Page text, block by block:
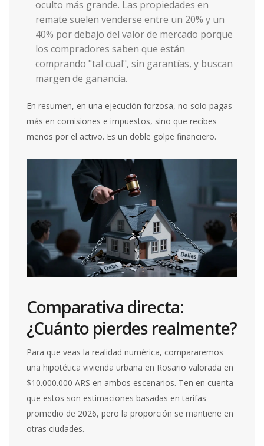
oculto más grande. Las propiedades en
remate suelen venderse entre un 20% y un
40% por debajo del valor de mercado porque
los compradores saben que están
comprando "tal cual", sin garantías, y buscan
margen de ganancia.
En resumen, en una ejecución forzosa, no solo pagas
más en comisiones e impuestos, sino que recibes
menos por el activo. Es un doble golpe financiero.
Comparativa directa:
¿Cuánto pierdes realmente?
Para que veas la realidad numérica, compararemos
una hipotética vivienda urbana en Rosario valorada en
$10.000.000 ARS en ambos escenarios. Ten en cuenta
que estos son estimaciones basadas en tarifas
promedio de 2026, pero la proporción se mantiene en
otras ciudades.